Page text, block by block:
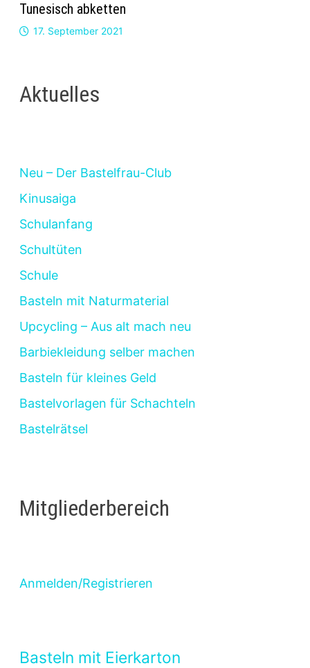
Tunesisch abketten
17. September 2021
Aktuelles
Neu – Der Bastelfrau-Club
Kinusaiga
Schulanfang
Schultüten
Schule
Basteln mit Naturmaterial
Upcycling – Aus alt mach neu
Barbiekleidung selber machen
Basteln für kleines Geld
Bastelvorlagen für Schachteln
Bastelrätsel
Mitgliederbereich
Anmelden/Registrieren
Basteln mit Eierkarton